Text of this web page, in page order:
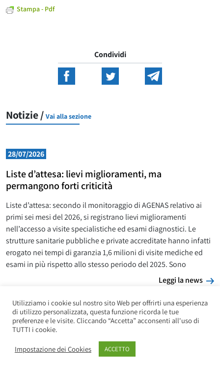
Stampa - Pdf
Condividi
Notizie / Vai alla sezione
28/07/2026
Liste d’attesa: lievi miglioramenti, ma
permangono forti criticità
Liste d’attesa: secondo il monitoraggio di AGENAS relativo ai
primi sei mesi del 2026, si registrano lievi miglioramenti
nell’accesso a visite specialistiche ed esami diagnostici. Le
strutture sanitarie pubbliche e private accreditate hanno infatti
erogato nei tempi di garanzia 1,6 milioni di visite mediche ed
esami in più rispetto allo stesso periodo del 2025. Sono
Leggi la news
Utilizziamo i cookie sul nostro sito Web per offrirti una esperienza
di utilizzo personalizzata, questa funzione ricorda le tue
preferenze e le visite. Cliccando “Accetta” acconsenti all'uso di
TUTTI i cookie.
Impostazione dei Cookies ACCETTO